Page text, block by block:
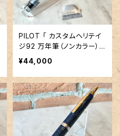
PILOT 「 カスタムヘリテイ
ジ92 万年筆（ノンカラー）」
／字幅FМ／14金ペン先／
スクリュー吸入式
¥44,000